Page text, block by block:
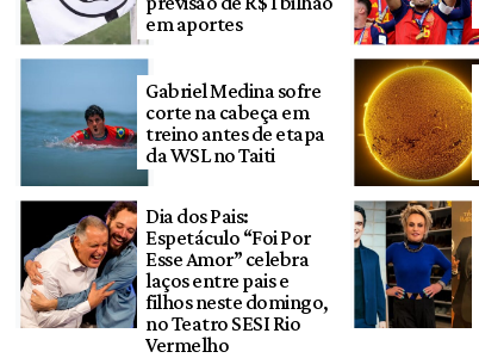
em aportes
Gabriel Medina sofre
corte na cabeça em
treino antes de etapa
da WSL no Taiti
Dia dos Pais:
Espetáculo “Foi Por
Esse Amor” celebra
laços entre pais e
filhos neste domingo,
no Teatro SESI Rio
Vermelho